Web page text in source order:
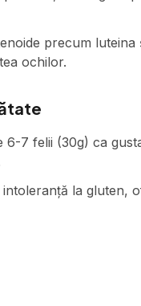
precum luteina
ochilor.
6-7 felii (30g) ca
la gluten,